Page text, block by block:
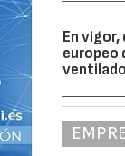
En
europeo